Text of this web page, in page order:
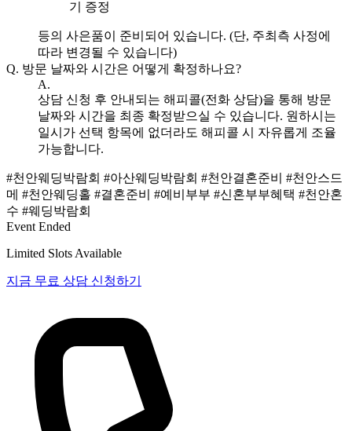
기 증정
등의 사은품이 준비되어 있습니다. (단, 주최측 사정에
따라 변경될 수 있습니다)
Q. 방문 날짜와 시간은 어떻게 확정하나요?
A.
상담 신청 후 안내되는 해피콜(전화 상담)을 통해 방문
날짜와 시간을 최종 확정받으실 수 있습니다. 원하시는
일시가 선택 항목에 없더라도 해피콜 시 자유롭게 조율
가능합니다.
#천안웨딩박람회 #아산웨딩박람회 #천안결혼준비 #천안스드
메 #천안웨딩홀 #결혼준비 #예비부부 #신혼부부혜택 #천안혼
수 #웨딩박람회
Event Ended
Limited Slots Available
지금 무료 상담 신청하기